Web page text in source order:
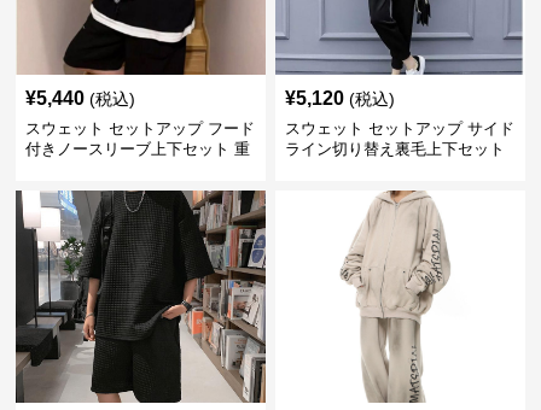
¥5,440 (税込)
スウェット セットアップ フード
付きノースリーブ上下セット 重
¥5,120 (税込)
スウェット セットアップ サイド
ライン切り替え裏毛上下セット